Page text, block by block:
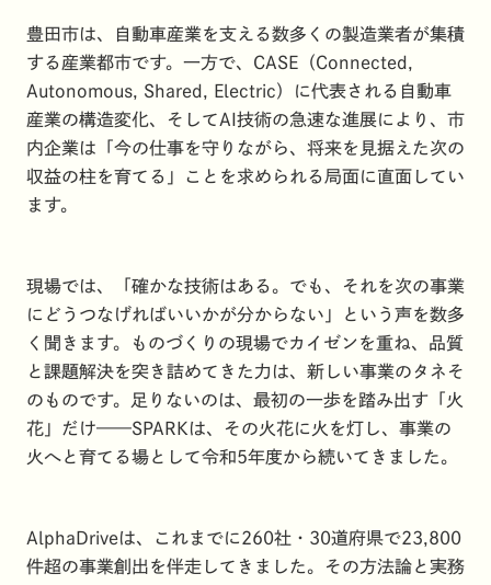
豊田市は、自動車産業を支える数多くの製造業者が集積
する産業都市です。一方で、CASE（Connected,
Autonomous, Shared, Electric）に代表される自動車
産業の構造変化、そしてAI技術の急速な進展により、市
内企業は「今の仕事を守りながら、将来を見据えた次の
収益の柱を育てる」ことを求められる局面に直面してい
ます。
現場では、「確かな技術はある。でも、それを次の事業
にどうつなげればいいかが分からない」という声を数多
く聞きます。ものづくりの現場でカイゼンを重ね、品質
と課題解決を突き詰めてきた力は、新しい事業のタネそ
のものです。足りないのは、最初の一歩を踏み出す「火
花」だけ——SPARKは、その火花に火を灯し、事業の
火へと育てる場として令和5年度から続いてきました。
AlphaDriveは、これまでに260社・30道府県で23,800
件超の事業創出を伴走してきました。その方法論と実務